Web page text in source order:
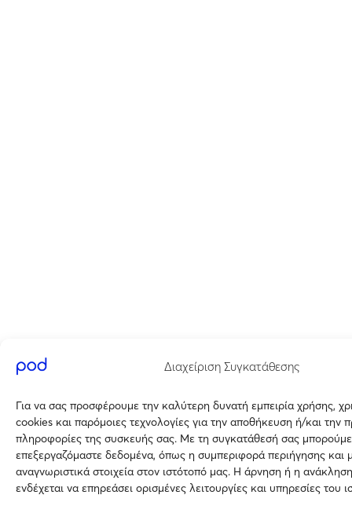
Διαχείριση Συγκατάθεσης
Για να σας προσφέρουμε την καλύτερη δυνατή εμπειρία χρήσης,
cookies και παρόμοιες τεχνολογίες για την αποθήκευση ή/και την
πληροφορίες της συσκευής σας. Με τη συγκατάθεσή σας
επεξεργαζόμαστε δεδομένα, όπως η συμπεριφορά περιήγησης και
αναγνωριστικά στοιχεία στον ιστότοπό μας. Η άρνηση ή η
ενδέχεται να επηρεάσει ορισμένες λειτουργίες και υπηρεσίες του